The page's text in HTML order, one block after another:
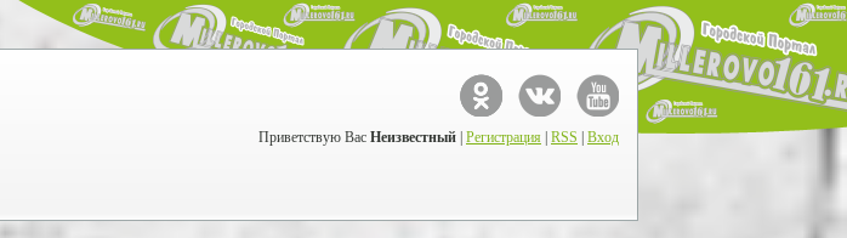
Приветствую Вас Неизвестный Регистрация RSS Вход